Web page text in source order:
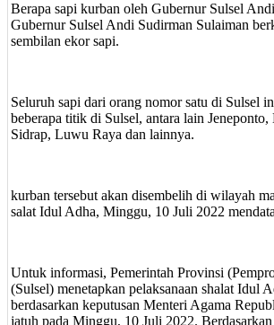
Berapa sapi kurban oleh Gubernur Sulsel
Gubernur Sulsel Andi Sudirman Sulaiman
sembilan ekor sapi.
Seluruh sapi dari orang nomor satu di Sulsel
beberapa titik di Sulsel, antara lain Jeneponto,
Sidrap, Luwu Raya dan lainnya.
kurban tersebut akan disembelih di wilayah
salat Idul Adha, Minggu, 10 Juli 2022
Untuk informasi, Pemerintah Provinsi
(Sulsel) menetapkan pelaksanaan shalat Idul
berdasarkan keputusan Menteri Agama
jatuh pada Minggu, 10 Juli 2022. Berdasarkan